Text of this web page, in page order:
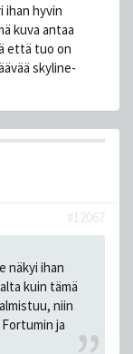
ihan hyvin
kuva antaa
että tuo on
skyline-
#12067
näkyi ihan
kuin tämä
niin
ja